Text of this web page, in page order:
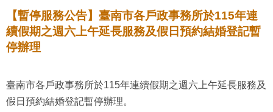
【暫停服務公告】臺南市各戶政事務所於115年連
續假期之週六上午延長服務及假日預約結婚登記暫
停辦理
臺南市各戶政事務所於115年連續假期之週六上午延長服務及
假日預約結婚登記暫停辦理。